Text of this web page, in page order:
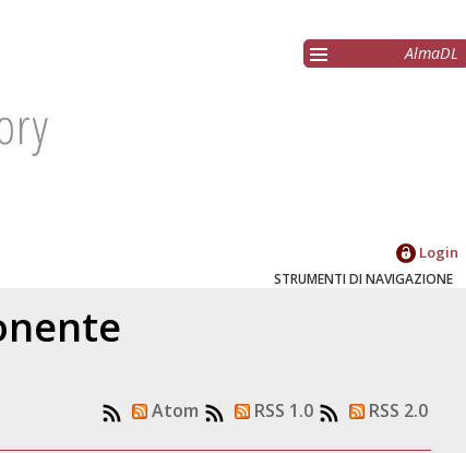
AlmaDL
Login
STRUMENTI DI NAVIGAZIONE
Atom RSS 1.0 RSS 2.0